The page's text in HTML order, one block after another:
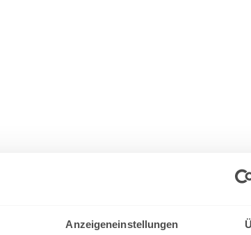
Anzeigeneinstellungen